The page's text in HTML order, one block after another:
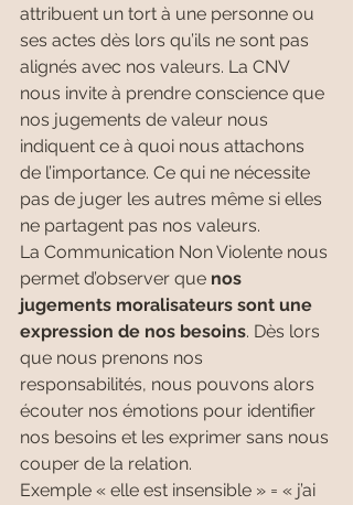
attribuent un tort à une personne ou
ses actes dès lors qu’ils ne sont pas
alignés avec nos valeurs. La CNV
nous invite à prendre conscience que
nos jugements de valeur nous
indiquent ce à quoi nous attachons
de l’importance. Ce qui ne nécessite
pas de juger les autres même si elles
ne partagent pas nos valeurs.
La Communication Non Violente nous
permet d’observer que nos
jugements moralisateurs sont une
expression de nos besoins. Dès lors
que nous prenons nos
responsabilités, nous pouvons alors
écouter nos émotions pour identifier
nos besoins et les exprimer sans nous
couper de la relation.
Exemple « elle est insensible » = « j’ai